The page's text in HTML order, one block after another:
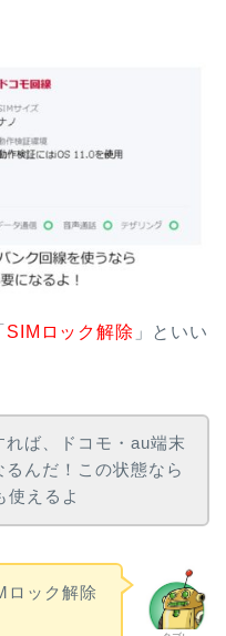
SIMロック解除 」といい
ば、ドコモ・au端末
んだ！この状態なら
使えるよ
ロック解除